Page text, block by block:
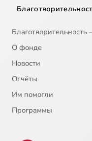
О фонде
Новости
Отчёты
Им помогли
Программы